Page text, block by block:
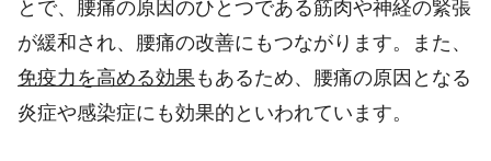
とで、腰痛の原因のひとつである筋肉や神経の緊張
が緩和され、腰痛の改善にもつながります。また、
免疫力を高める効果 もあるため、腰痛の原因となる
炎症や感染症にも効果的といわれています。